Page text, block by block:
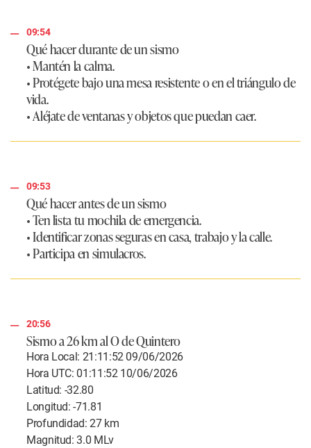
09:54
Qué hacer durante de un sismo
• Mantén la calma.
• Protégete bajo una mesa resistente o en el triángulo de
vida.
• Aléjate de ventanas y objetos que puedan caer.
09:53
Qué hacer antes de un sismo
• Ten lista tu mochila de emergencia.
• Identificar zonas seguras en casa, trabajo y la calle.
• Participa en simulacros.
20:56
Sismo a 26 km al O de Quintero
Hora Local: 21:11:52 09/06/2026
Hora UTC: 01:11:52 10/06/2026
Latitud: -32.80
Longitud: -71.81
Profundidad: 27 km
Magnitud: 3.0 MLv